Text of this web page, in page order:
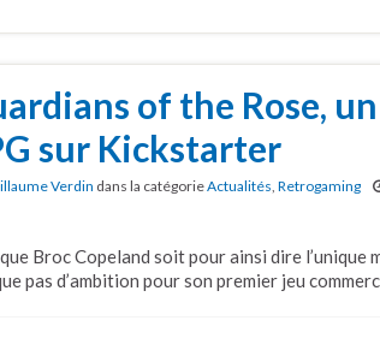
of the Rose,
sur Kickstarter
Verdin dans la catégorieActualités Retrogaming
Broc Copeland soit pour ainsi dire l’unique
pas d’ambition pour son premier jeu